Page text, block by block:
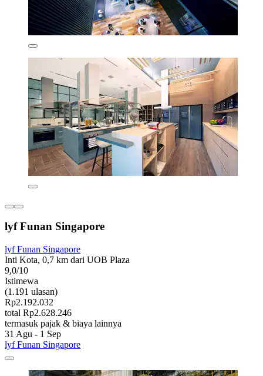
lyf Funan Singapore
lyf Funan Singapore
Inti Kota, 0,7 km dari UOB Plaza
9,0/10
Istimewa
(1.191 ulasan)
Rp2.192.032
total Rp2.628.246
termasuk pajak & biaya lainnya
31 Agu - 1 Sep
lyf Funan Singapore